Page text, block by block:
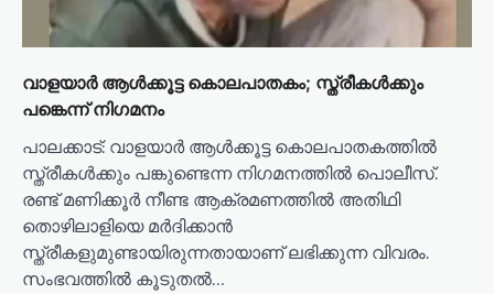
വാളയാർ ആൾക്കൂട്ട കൊലപാതകം; സ്ത്രീകൾക്കും
പങ്കെന്ന് നിഗമനം
പാലക്കാട്: വാളയാര്‍ ആള്‍ക്കൂട്ട കൊലപാതകത്തില്‍
സ്ത്രീകള്‍ക്കും പങ്കുണ്ടെന്ന നിഗമനത്തില്‍ പൊലീസ്.
രണ്ട് മണിക്കൂര്‍ നീണ്ട ആക്രമണത്തില്‍ അതിഥി
തൊഴിലാളിയെ മര്‍ദിക്കാന്‍
സ്ത്രീകളുമുണ്ടായിരുന്നതായാണ് ലഭിക്കുന്ന വിവരം.
സംഭവത്തില്‍ കൂടുതല്‍…